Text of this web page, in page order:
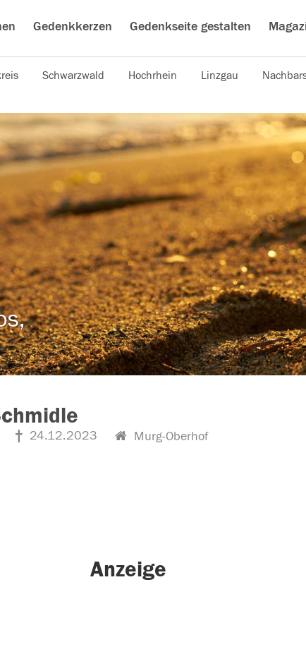
Gedenkkerzen Gedenkseite gestalten
Schwarzwald Hochrhein Linzgau
24.12.2023 Murg-Oberhof
Anzeige